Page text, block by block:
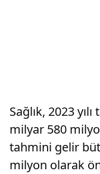
Sağlık, 2023
milyar 580
tahmini gelir
milyon olarak